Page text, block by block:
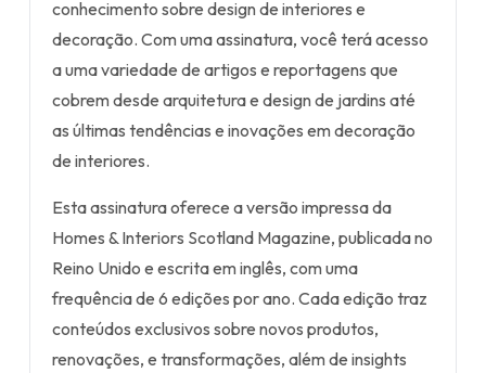
conhecimento sobre design de interiores e
decoração. Com uma assinatura, você terá acesso
a uma variedade de artigos e reportagens que
cobrem desde arquitetura e design de jardins até
as últimas tendências e inovações em decoração
de interiores.
Esta assinatura oferece a versão impressa da
Homes & Interiors Scotland Magazine, publicada no
Reino Unido e escrita em inglês, com uma
frequência de 6 edições por ano. Cada edição traz
conteúdos exclusivos sobre novos produtos,
renovações, e transformações, além de insights